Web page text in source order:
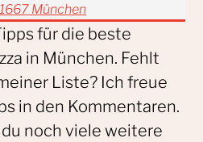
München
für die beste
in München. Fehlt
Liste? Ich freue
in den Kommentaren.
noch viele weitere